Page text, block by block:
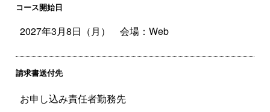
コース開始日
請求書送付先